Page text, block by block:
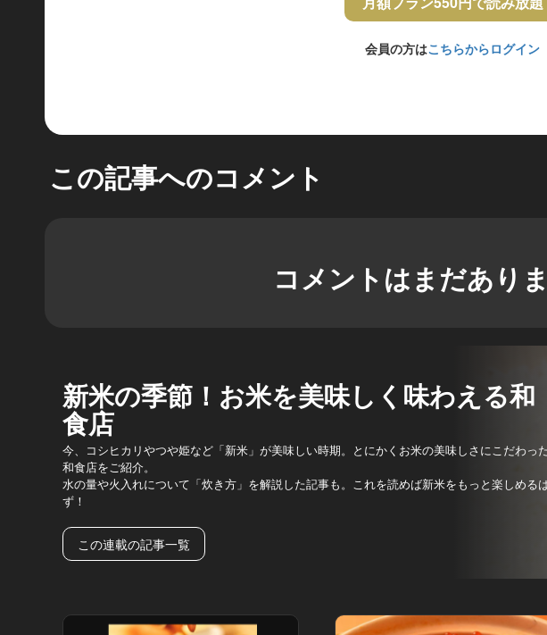
会員の方はこちらからログイン
この記事へのコメント
コメントはまだありま
新米の季節！お米を美味しく味わえる和
食店
今、コシヒカリやつや姫など「新米」が美味しい時期。とにかくお米の美味しさにこだわっ
和食店をご紹介。
水の量や火入れについて「炊き方」を解説した記事も。これを読めば新米をもっと楽しめる
ず！
この連載の記事一覧